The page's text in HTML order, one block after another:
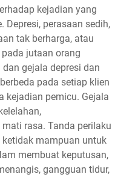
kejadian yang
Depresi, perasaan sedih,
tak berharga, atau
jutaan orang
gejala depresi dan
pada setiap klien
kejadian pemicu. Gejala
rasa. Tanda perilaku
mampuan untuk
membuat keputusan,
gangguan tidur,